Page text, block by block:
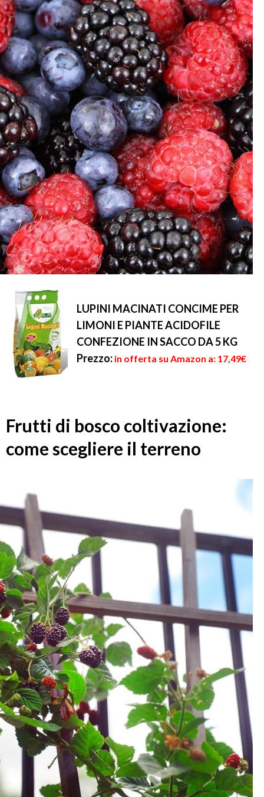
LUPINI MACINATI CONCIME PER
LIMONI E PIANTE ACIDOFILE
CONFEZIONE IN SACCO DA 5 KG
Prezzo: in offerta su Amazon a: 17,49€
Frutti di bosco coltivazione:
come scegliere il terreno